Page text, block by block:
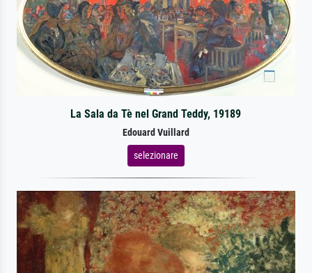
La Sala da Tè nel Grand Teddy, 19189
Edouard Vuillard
selezionare